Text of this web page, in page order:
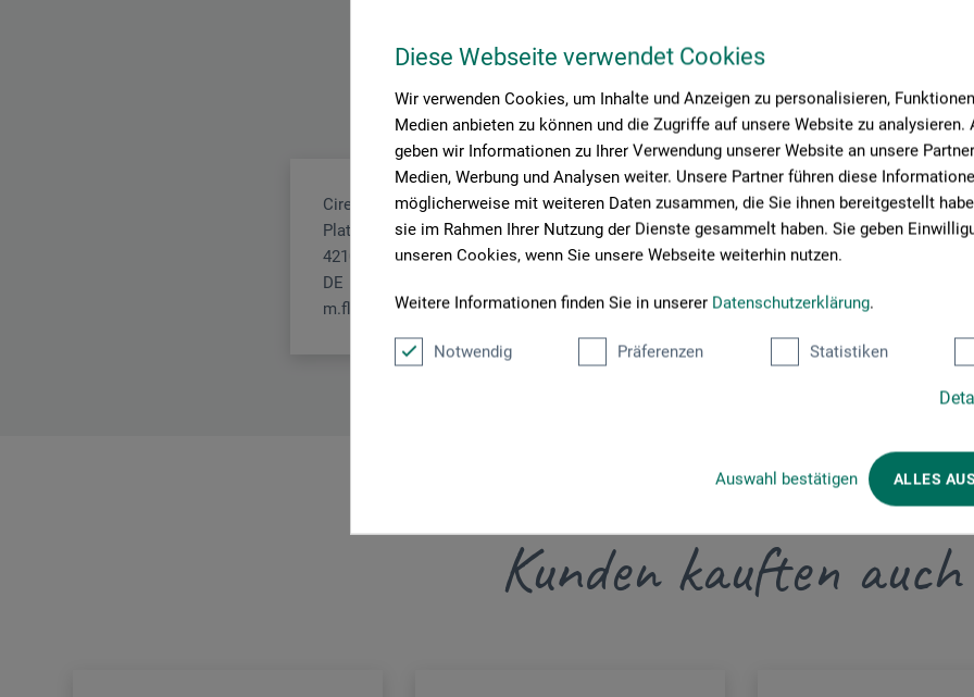
Diese Webseite verwendet Cookies
Wir verwenden Cookies, um Inhalte und Anzeigen zu personalisieren,
Medien anbieten zu können und die Zugriffe auf unsere Website zu analysieren.
geben wir Informationen zu Ihrer Verwendung unserer Website an unsere
Medien, Werbung und Analysen weiter. Unsere Partner führen diese
möglicherweise mit weiteren Daten zusammen, die Sie ihnen bereitgestellt
sie im Rahmen Ihrer Nutzung der Dienste gesammelt haben. Sie geben
unseren Cookies, wenn Sie unsere Webseite weiterhin nutzen.
Weitere Informationen finden Sie in unserer Datenschutzerklärung.
Notwendig Präferenzen Statistiken
Auswahl bestätigen ALLES
Hersteller-Kontakt
Hier finden Sie die Kontaktdaten des Herstellers zu diesem
Ciret GmbH
Platz der Republik 6 - 8
42107 Wuppertal
DE
m.flenner@ciret.eu
Kunden kauften auch